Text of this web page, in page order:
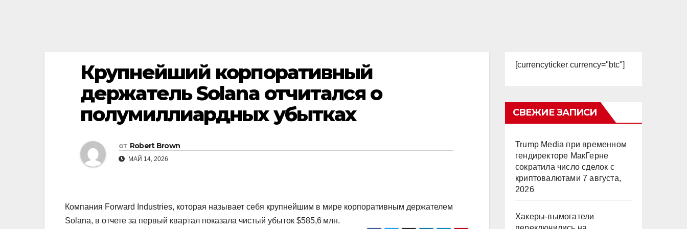
Крупнейший корпоративный
держатель Solana отчитался о
полумиллиардных убытках
от Robert Brown
МАЙ 14, 2026
Компания Forward Industries, которая называет себя крупнейшим в мире корпоративным держателем
Solana, в отчете за первый квартал показала чистый убыток $585,6 млн.
[currencyticker currency="btc"]
СВЕЖИЕ ЗАПИСИ
Trump Media при временном
гендиректоре МакГерне
сократила число сделок с
криптовалютами 7 августа,
2026
Хакеры-вымогатели